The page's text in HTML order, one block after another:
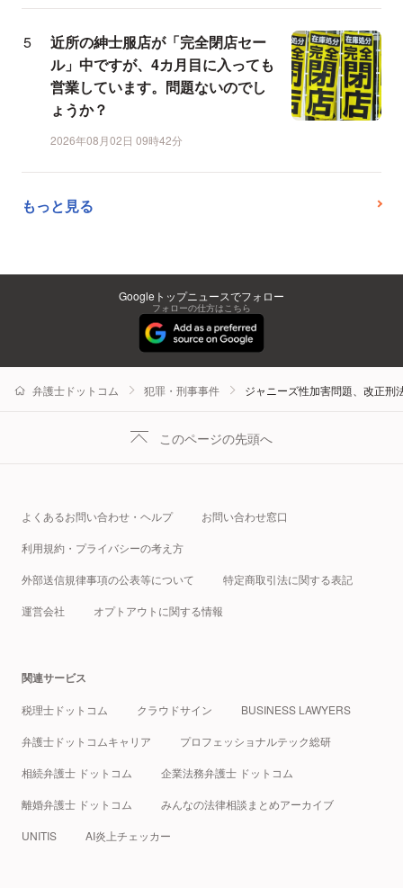
近所の紳士服店が「完全閉店セー
ル」中ですが、4カ月目に入っても
営業しています。問題ないのでし
ょうか？
2026年08月02日 09時42分
もっと見る
Googleトップニュースでフォロー
フォローの仕方はこちら
弁護士ドットコム 犯罪・刑事事件 ジャニーズ性加害問題、改正
このページの先頭へ
よくあるお問い合わせ・ヘルプ お問い合わせ窓口
利用規約・プライバシーの考え方
外部送信規律事項の公表等について 特定商取引法に関する表記
運営会社 オプトアウトに関する情報
関連サービス
税理士ドットコム クラウドサイン BUSINESS LAWYERS
弁護士ドットコムキャリア プロフェッショナルテック総研
相続弁護士 ドットコム 企業法務弁護士 ドットコム
離婚弁護士 ドットコム みんなの法律相談まとめアーカイブ
UNITIS AI炎上チェッカー